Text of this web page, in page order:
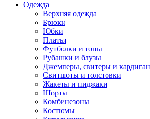
Одежда
Верхняя одежда
Брюки
Юбки
Платья
Футболки и топы
Рубашки и блузы
Джемперы, свитеры и
Свитшоты и толстовки
Жакеты и пиджаки
Шорты
Комбинезоны
Костюмы